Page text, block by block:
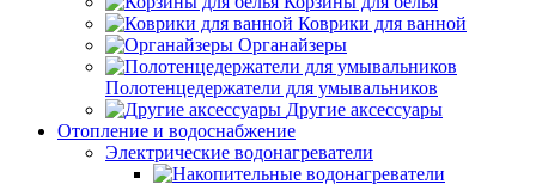
Коврики для ванной
Органайзеры
Полотенцедержатели для умывальников
Другие аксессуары
Отопление и водоснабжение
Электрические водонагреватели